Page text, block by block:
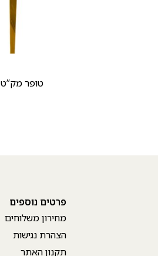
טופר מק”ט 006
פרטים נוספים
מחירון משלוחים
הצהרת נגישות
תקנון האתר